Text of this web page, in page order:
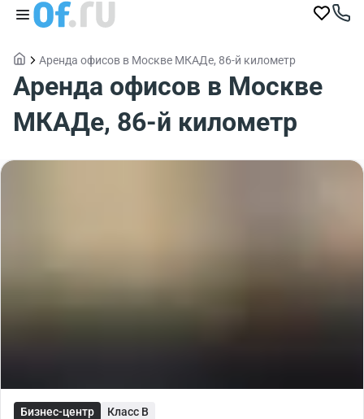
Аренда офисов в Москве МКАДе, 86-й километр
Аренда офисов в Москве
МКАДе, 86-й километр
Бизнес-центр Класс B